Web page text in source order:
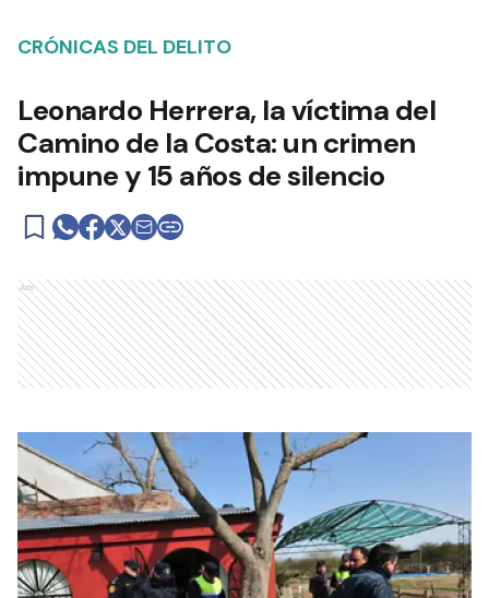
CRÓNICAS DEL DELITO
Leonardo Herrera, la víctima del
Camino de la Costa: un crimen
impune y 15 años de silencio
Ads